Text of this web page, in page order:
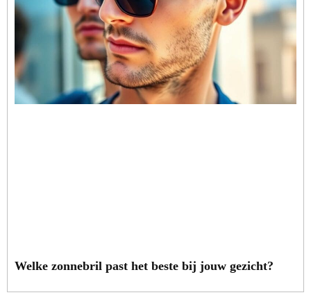
Welke zonnebril past het beste bij jouw gezicht?